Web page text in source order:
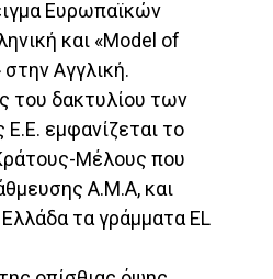
Ευρωπαϊκών
και «Model of
Αγγλική.
του δακτυλίου των
εμφανίζεται το
Μέλους που
Α.Μ.Α, και
τα γράμματα EL